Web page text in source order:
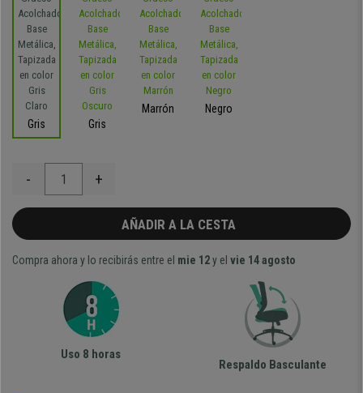
Gris Gris
Marrón Negro
- +
AÑADIR A LA CESTA
Compra ahora y lo recibirás entre el mie 12y el vie 14 agosto
Uso 8 horas
Respaldo Basculante